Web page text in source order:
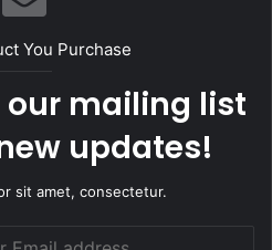
i
e
You Purchase
our mailing list
updates!
sit amet, consectetur.